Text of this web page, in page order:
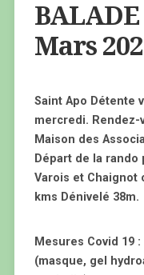
Mars
Saint Apo Détente
mercredi. Rendez-
Maison des
Départ de la
Varois et Chaignot
kms Dénivelé 38m.
Mesures Covid 19
(masque, gel